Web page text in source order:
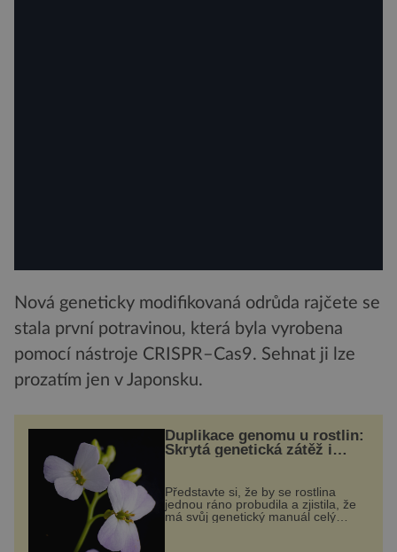
Nová geneticky modifikovaná odrůda rajčete se
stala první potravinou, která byla vyrobena
pomocí nástroje CRISPR–Cas9. Sehnat ji lze
prozatím jen v Japonsku.
Duplikace genomu u rostlin:
Skrytá genetická zátěž i
Představte si, že by se rostlina
jednou ráno probudila a zjistila, že
má svůj genetický manuál celý